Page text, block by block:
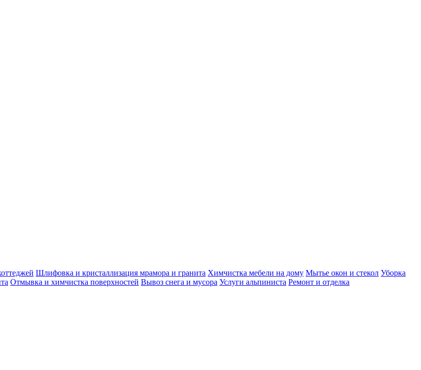
Шлифовка и кристаллизация мрамора и гранита Химчистка мебели на дому Мытье окон и стекол Уборка
Отмывка и химчистка поверхностей Вывоз снега и мусора Услуги альпиниста Ремонт и отделка